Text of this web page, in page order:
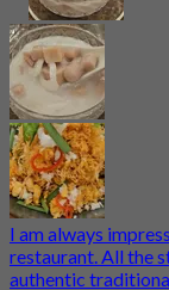
I am always
restaurant. All the
authentic